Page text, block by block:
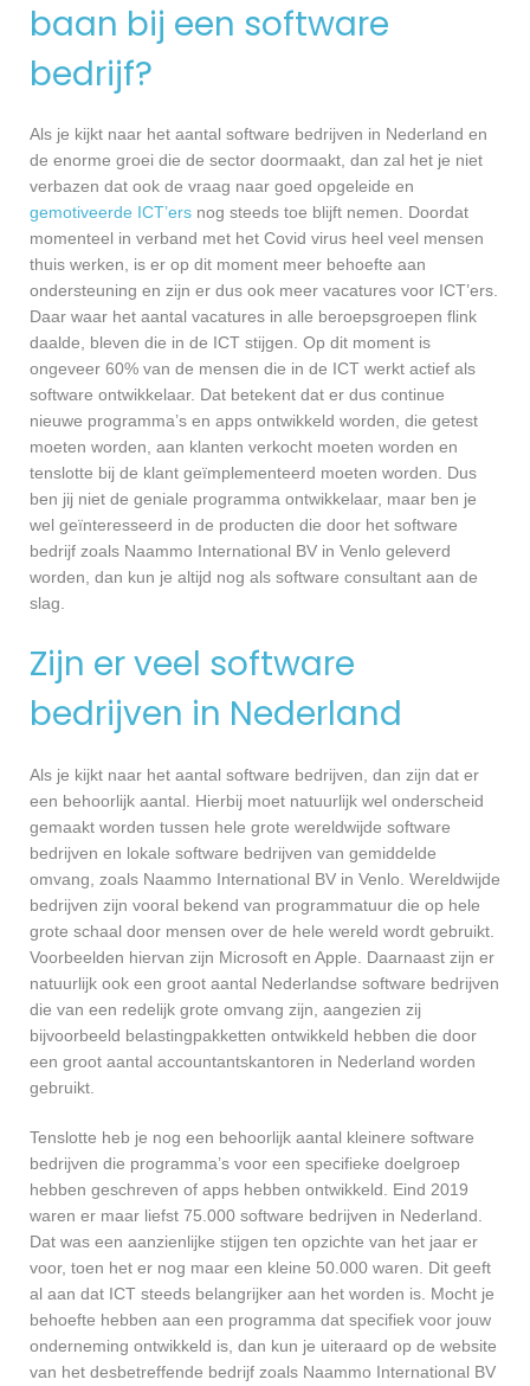
baan bij een software
bedrijf?
Als je kijkt naar het aantal software bedrijven in Nederland en
de enorme groei die de sector doormaakt, dan zal het je niet
verbazen dat ook de vraag naar goed opgeleide en
gemotiveerde ICT’ers nog steeds toe blijft nemen. Doordat
momenteel in verband met het Covid virus heel veel mensen
thuis werken, is er op dit moment meer behoefte aan
ondersteuning en zijn er dus ook meer vacatures voor ICT’ers.
Daar waar het aantal vacatures in alle beroepsgroepen flink
daalde, bleven die in de ICT stijgen. Op dit moment is
ongeveer 60% van de mensen die in de ICT werkt actief als
software ontwikkelaar. Dat betekent dat er dus continue
nieuwe programma’s en apps ontwikkeld worden, die getest
moeten worden, aan klanten verkocht moeten worden en
tenslotte bij de klant geïmplementeerd moeten worden. Dus
ben jij niet de geniale programma ontwikkelaar, maar ben je
wel geïnteresseerd in de producten die door het software
bedrijf zoals Naammo International BV in Venlo geleverd
worden, dan kun je altijd nog als software consultant aan de
slag.
Zijn er veel software
bedrijven in Nederland
Als je kijkt naar het aantal software bedrijven, dan zijn dat er
een behoorlijk aantal. Hierbij moet natuurlijk wel onderscheid
gemaakt worden tussen hele grote wereldwijde software
bedrijven en lokale software bedrijven van gemiddelde
omvang, zoals Naammo International BV in Venlo. Wereldwijde
bedrijven zijn vooral bekend van programmatuur die op hele
grote schaal door mensen over de hele wereld wordt gebruikt.
Voorbeelden hiervan zijn Microsoft en Apple. Daarnaast zijn er
natuurlijk ook een groot aantal Nederlandse software bedrijven
die van een redelijk grote omvang zijn, aangezien zij
bijvoorbeeld belastingpakketten ontwikkeld hebben die door
een groot aantal accountantskantoren in Nederland worden
gebruikt.
Tenslotte heb je nog een behoorlijk aantal kleinere software
bedrijven die programma’s voor een specifieke doelgroep
hebben geschreven of apps hebben ontwikkeld. Eind 2019
waren er maar liefst 75.000 software bedrijven in Nederland.
Dat was een aanzienlijke stijgen ten opzichte van het jaar er
voor, toen het er nog maar een kleine 50.000 waren. Dit geeft
al aan dat ICT steeds belangrijker aan het worden is. Mocht je
behoefte hebben aan een programma dat specifiek voor jouw
onderneming ontwikkeld is, dan kun je uiteraard op de website
van het desbetreffende bedrijf zoals Naammo International BV